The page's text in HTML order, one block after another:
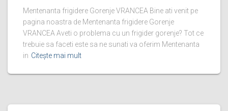
Mentenanta frigidere Gorenje VRANCEA Bine ati venit pe
pagina noastra de Mentenanta frigidere Gorenje
VRANCEA Aveti o problema cu un frigider gorenje? Tot ce
trebuie sa faceti este sa ne sunati va oferim Mentenanta
in Citește mai mult